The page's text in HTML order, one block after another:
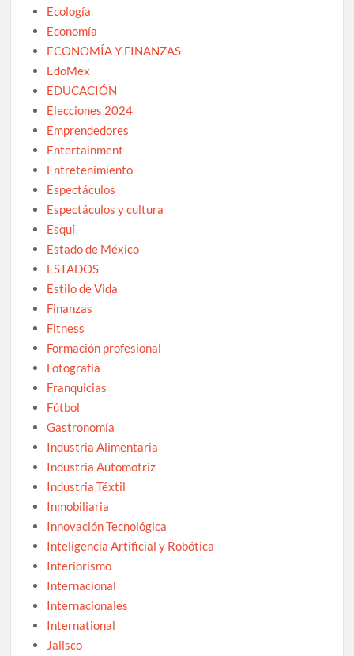
Ecología
Economía
ECONOMÍA Y FINANZAS
EdoMex
EDUCACIÓN
Elecciones 2024
Emprendedores
Entertainment
Entretenimiento
Espectáculos
Espectáculos y cultura
Esquí
Estado de México
ESTADOS
Estilo de Vida
Finanzas
Fitness
Formación profesional
Fotografía
Franquicias
Fútbol
Gastronomía
Industria Alimentaria
Industria Automotriz
Industria Téxtil
Inmobiliaria
Innovación Tecnológica
Inteligencia Artificial y Robótica
Interiorismo
Internacional
Internacionales
International
Jalisco